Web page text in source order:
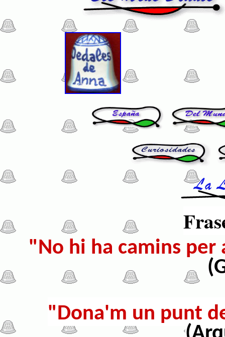
"No hi ha camins per
"Dona'm un punt